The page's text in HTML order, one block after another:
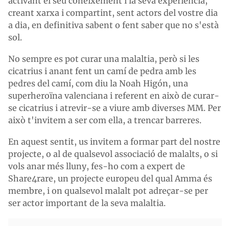
creant xarxa i compartint, sent actors del vostre dia
a dia, en definitiva sabent o fent saber que no s'està
sol.
No sempre es pot curar una malaltia, però si les
cicatrius i anant fent un camí de pedra amb les
pedres del camí, com diu la Noah Higón, una
superheroïna valenciana i referent en això de curar-
se cicatrius i atrevir-se a viure amb diverses MM. Per
això t'invitem a ser com ella, a trencar barreres.
En aquest sentit, us invitem a formar part del nostre
projecte, o al de qualsevol associació de malalts, o si
vols anar més lluny, fes-ho com a expert de
Share4rare, un projecte europeu del qual Amma és
membre, i on qualsevol malalt pot adreçar-se per
ser actor important de la seva malaltia.